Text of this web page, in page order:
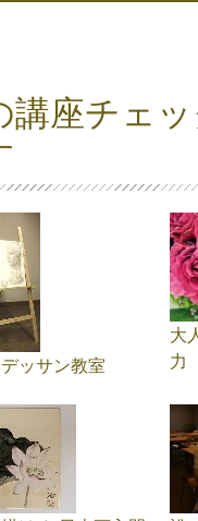
講座チェ
ッサン教室
大
力